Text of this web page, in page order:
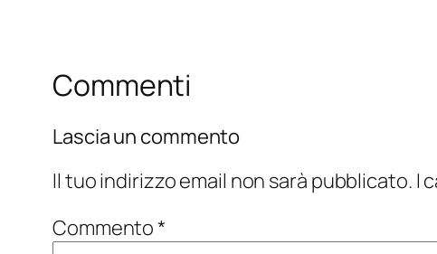
Commenti
Lascia un commento
Il tuo indirizzo email non sarà pubblicato. I
Commento*